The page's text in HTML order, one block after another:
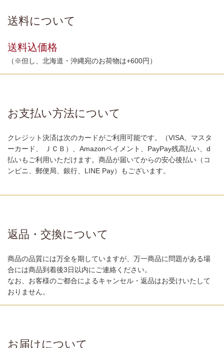
送料について
送料込価格
（※但し、北海道・沖縄宛のお荷物は+600円）
お支払い方法について
クレジット決済は次のカードがご利用可能です。（VISA、マスタ
ーカード、 ＪＣＢ）、Amazonペイメント、PayPay残高払い、d
払いもご利用いただけます。商品が届いてからの安心後払い（コ
ンビニ、郵便局、銀行、LINE Pay）もございます。
返品・交換について
商品の品質には万全を期していますが、万一商品に問題がある場
合には商品到着後3日以内にご連絡ください。
なお、お客様のご都合によるキャンセル・返品はお受けいたして
おりません。
お届けについて